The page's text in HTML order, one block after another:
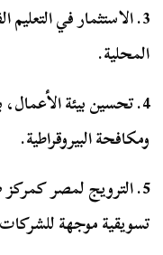
3. الاستثمار في
المحلية.
4. تحسين بيئة
ومكافحة البيروقراطية.
5. الترويج لمصر
تسويقية موجهة